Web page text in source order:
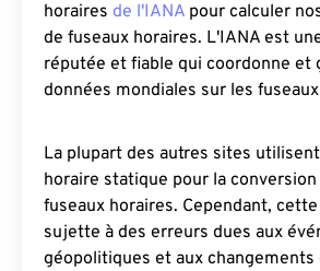
horaires de l'IANA pour calculer
de fuseaux horaires. L'IANA est
réputée et fiable qui coordonne et
données mondiales sur les
La plupart des autres sites
horaire statique pour la
fuseaux horaires. Cependant,
sujette à des erreurs dues aux
géopolitiques et aux changements